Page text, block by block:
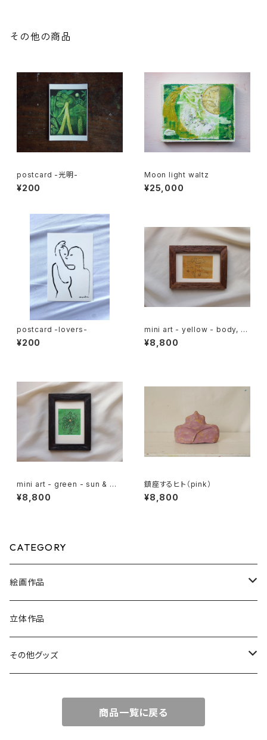
その他の商品
postcard -光明-
¥200
Moon light waltz
¥25,000
postcard -lovers-
¥200
mini art - yellow - body, mi
nd, soul
¥8,800
mini art - green - sun & mo
on
¥8,800
鎮座するヒト（pink）
¥8,800
CATEGORY
絵画作品
mini art
木版画
立体作品
その他グッズ
商品一覧に戻る